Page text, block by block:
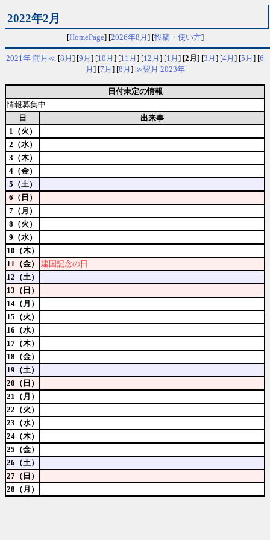
2022年2月
[HomePage] [2026年8月 ] [投稿・使い方]
2021年 前月≪ [8月 ] [9月 ] [10月 ] [11月 ] [12月 ] [1月 ] [2月 ] [3月 ] [4月 ] [5月 ] [6
月 ] [7月 ] [8月 ] ≫翌月 2023年
日付未定の情報
情報募集中
日
出来事
1（火）
2（水）
3（木）
4（金）
5（土）
6（日）
7（月）
8（火）
9（水）
10（木）
11（金）
建国記念の日
12（土）
13（日）
14（月）
15（火）
16（水）
17（木）
18（金）
19（土）
20（日）
21（月）
22（火）
23（水）
24（木）
25（金）
26（土）
27（日）
28（月）